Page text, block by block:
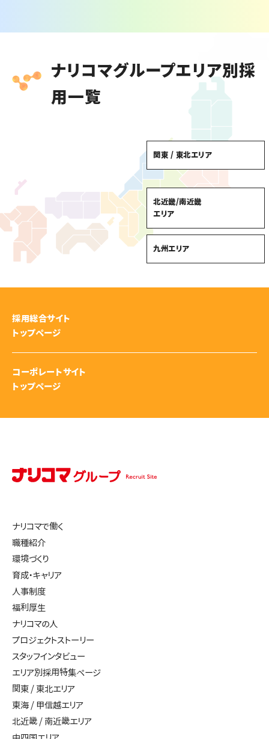
ナリコマグループエリア別採
用一覧
関東 / 東北エリア
北近畿/南近畿
エリア
九州エリア
採用総合サイト
トップページ
コーポレートサイト
トップページ
ナリコマで働く
職種紹介
環境づくり
育成・キャリア
人事制度
福利厚生
ナリコマの人
プロジェクトストーリー
スタッフインタビュー
エリア別採用特集ページ
関東 / 東北エリア
東海 / 甲信越エリア
北近畿 / 南近畿エリア